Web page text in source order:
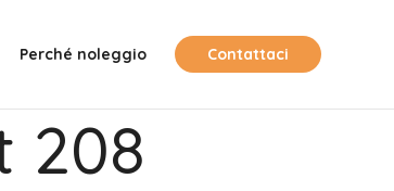
Perché noleggio Contattaci
208